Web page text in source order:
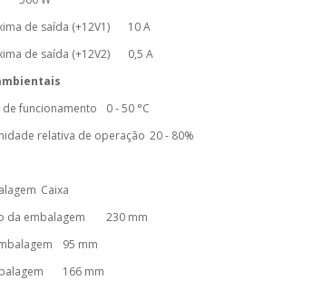
de saída (+12V1)
10 A
de saída (+12V2)
0,5 A
funcionamento
0 - 50 °C
relativa de operação 20 - 80%
Caixa
da embalagem
230 mm
95 mm
166 mm